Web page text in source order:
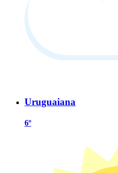
Uruguaiana
6º